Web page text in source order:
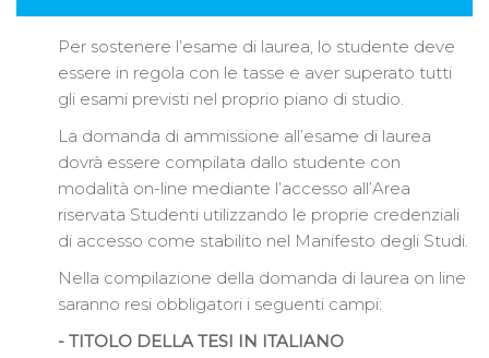
Per sostenere l’esame di laurea, lo studente deve
essere in regola con le tasse e aver superato tutti
gli esami previsti nel proprio piano di studio.
La domanda di ammissione all’esame di laurea
dovrà essere compilata dallo studente con
modalità on-line mediante l’accesso all’Area
riservata Studenti utilizzando le proprie credenziali
di accesso come stabilito nel Manifesto degli Studi.
Nella compilazione della domanda di laurea on line
saranno resi obbligatori i seguenti campi:
- TITOLO DELLA TESI IN ITALIANO